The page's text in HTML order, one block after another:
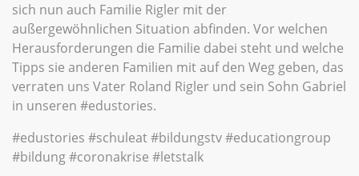
sich nun auch Familie Rigler mit der
außergewöhnlichen Situation abfinden. Vor welchen
Herausforderungen die Familie dabei steht und welche
Tipps sie anderen Familien mit auf den Weg geben, das
verraten uns Vater Roland Rigler und sein Sohn Gabriel
in unseren #edustories.
#edustories #schuleat #bildungstv #educationgroup
#bildung #coronakrise #letstalk